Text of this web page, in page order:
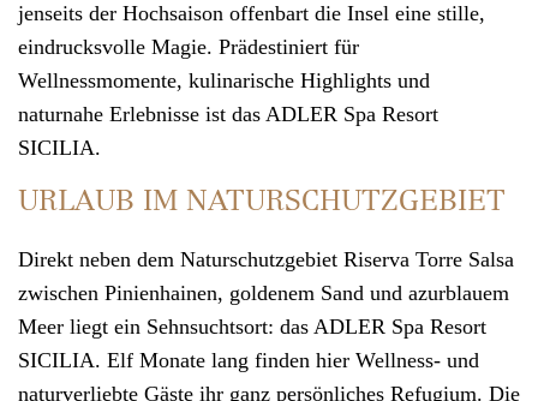
Zürich +41 (0)44 2 2 71 27 1
Mo. - Fr. 08:00 - 19:00 Uhr,
Sa. 11:00 - 15:00 Uhr
jenseits der Hochsaison offenbart die Insel eine stille,
eindrucksvolle Magie. Prädestiniert für
Wellnessmomente, kulinarische Highlights und
naturnahe Erlebnisse ist das ADLER Spa Resort
SICILIA.
URLAUB IM NATURSCHUTZGEBIET
Direkt neben dem Naturschutzgebiet Riserva Torre Salsa
zwischen Pinienhainen, goldenem Sand und azurblauem
Meer liegt ein Sehnsuchtsort: das ADLER Spa Resort
SICILIA. Elf Monate lang finden hier Wellness- und
naturverliebte Gäste ihr ganz persönliches Refugium. Die